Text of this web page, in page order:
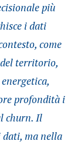
più
i dati
come
territorio,
profondità i
churn. Il
dati, ma nella